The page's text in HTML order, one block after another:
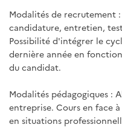
Modalités de recrutement
candidature, entretien,
Possibilité d'intégrer le
dernière année en
du candidat.
Modalités pédagogiques :
entreprise. Cours en face
en situations